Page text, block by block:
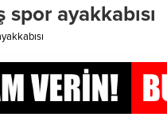
spor ayakkabısı